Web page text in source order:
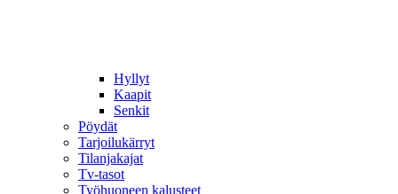
Hyllyt
Kaapit
Senkit
Pöydät
Tarjoilukärryt
Tilanjakajat
Tv-tasot
Työhuoneen kalusteet